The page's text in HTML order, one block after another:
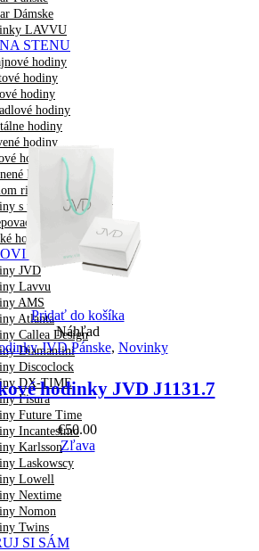
Dámske
LAVVU
STENU
hodiny
hodiny
hodiny
hodiny
hodiny
hodiny
hodiny
Hodiny
riadené hodiny
s tichým chodom
hodiny
hodiny
HODÍN
JVD
Lavvu
AMS
Atlanta
Callea Design
Diamantini
Discoclock
DX-TIME
Fisura
Future Time
Incantesimo
Karlsson
Laskowscy
Lowell
Nextime
Nomon
Twins
SI SÁM
Pridať do košíka
Náhľad
JVD Pánske, Novinky
hodinky JVD J1131.7
€50.00
Zľava